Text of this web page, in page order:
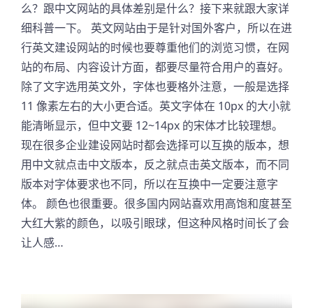
么？跟中文网站的具体差别是什么？接下来就跟大家详
细科普一下。 英文网站由于是针对国外客户，所以在进
行英文建设网站的时候也要尊重他们的浏览习惯，在网
站的布局、内容设计方面，都要尽量符合用户的喜好。
除了文字选用英文外，字体也要格外注意，一般是选择
11 像素左右的大小更合适。英文字体在 10px 的大小就
能清晰显示，但中文要 12~14px 的宋体才比较理想。
现在很多企业建设网站时都会选择可以互换的版本，想
用中文就点击中文版本，反之就点击英文版本，而不同
版本对字体要求也不同，所以在互换中一定要注意字
体。 颜色也很重要。很多国内网站喜欢用高饱和度甚至
大红大紫的颜色，以吸引眼球，但这种风格时间长了会
让人感…